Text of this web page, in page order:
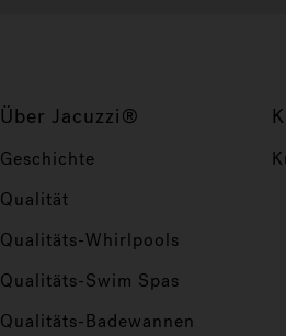
Über Jacuzzi®
Geschichte
Qualität
Qualitäts-Whirlpools
Qualitäts-Swim Spas
Qualitäts-Badewannen